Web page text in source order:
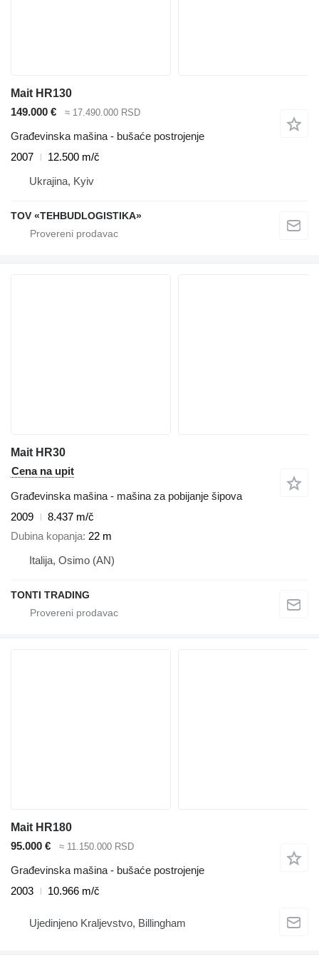
Mait HR130
149.000 €
≈ 17.490.000 RSD
Građevinska mašina - bušaće postrojenje
2007
12.500 m/č
Ukrajina, Kyiv
TOV «TEHBUDLOGISTIKA»
Mait HR30
Cena na upit
Građevinska mašina - mašina za pobijanje šipova
2009
8.437 m/č
Dubina kopanja 22 m
Italija, Osimo (AN)
TONTI TRADING
Mait HR180
95.000 €
≈ 11.150.000 RSD
Građevinska mašina - bušaće postrojenje
2003
10.966 m/č
Ujedinjeno Kraljevstvo, Billingham